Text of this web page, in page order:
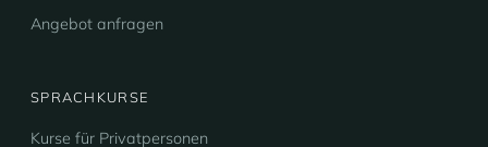
Angebot anfragen
SPRACHKURSE
Kurse für Privatpersonen